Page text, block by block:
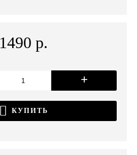
1490 р.
+
КУПИТЬ